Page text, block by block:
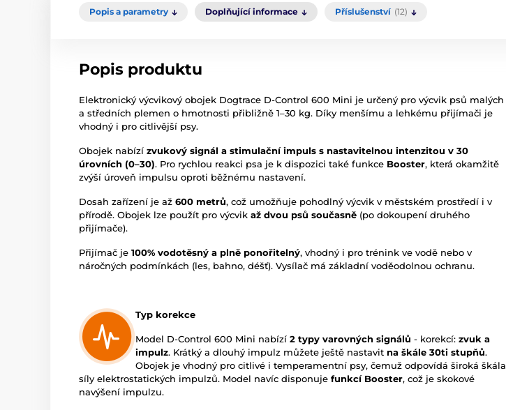
Popis a parametry Doplňující informace Příslušenství (12)
Popis produktu
Elektronický výcvikový obojek Dogtrace D-Control 600 Mini je určený pro výcvik psů malých
a středních plemen o hmotnosti přibližně 1–30 kg. Díky menšímu a lehkému přijímači je
vhodný i pro citlivější psy.
Obojek nabízí zvukový signál a stimulační impuls s nastavitelnou intenzitou v 30
úrovních (0–30). Pro rychlou reakci psa je k dispozici také funkce Booster, která okamžitě
zvýší úroveň impulsu oproti běžnému nastavení.
Dosah zařízení je až 600 metrů, což umožňuje pohodlný výcvik v městském prostředí i v
přírodě. Obojek lze použít pro výcvik až dvou psů současně (po dokoupení druhého
přijímače).
Přijímač je 100% vodotěsný a plně ponořitelný, vhodný i pro trénink ve vodě nebo v
náročných podmínkách (les, bahno, déšť). Vysílač má základní voděodolnou ochranu.
Typ korekce
Model D-Control 600 Mini nabízí 2 typy varovných signálů - korekcí: zvuk a
impulz. Krátký a dlouhý impulz můžete ještě nastavit na škále 30ti stupňů.
Obojek je vhodný pro citlivé i temperamentní psy, čemuž odpovídá široká škála
síly elektrostatických impulzů. Model navíc disponuje funkcí Booster, což je skokové
navýšení impulzu.